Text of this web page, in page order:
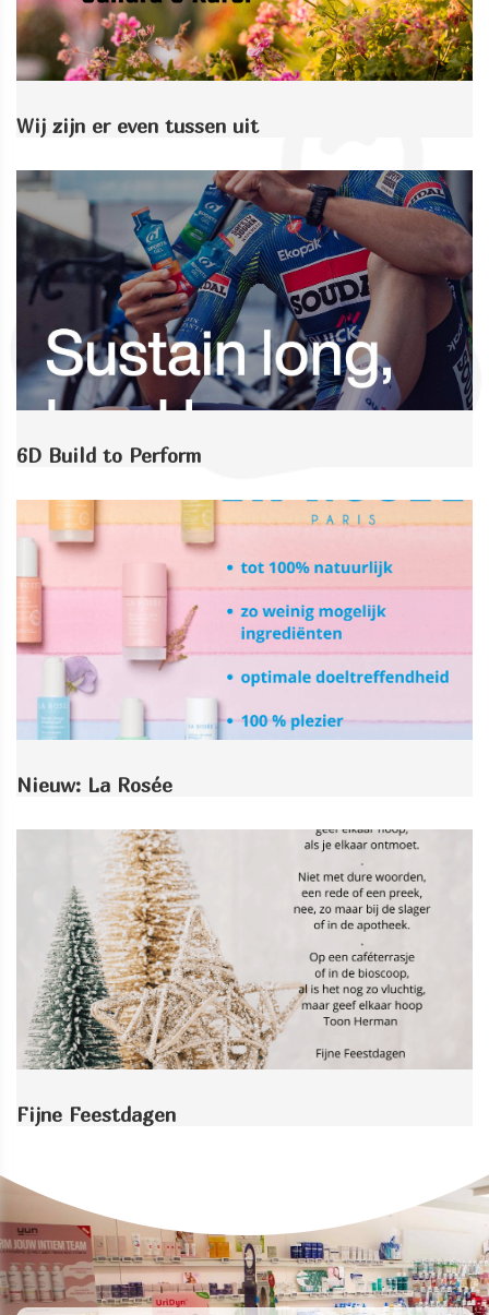
Wij zijn er even tussen uit
6D Build to Perform
Nieuw: La Rosée
Fijne Feestdagen